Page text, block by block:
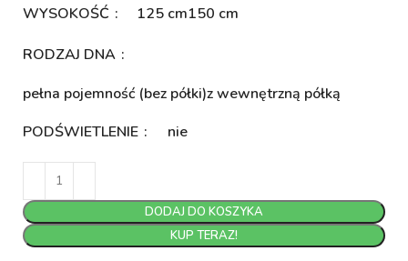
WYSOKOŚĆ 125 cm150 cm
RODZAJ DNA
pełna pojemność (bez półki)z wewnętrzną półką
PODŚWIETLENIE
nie
DODAJ DO KOSZYKA
KUP TERAZ!